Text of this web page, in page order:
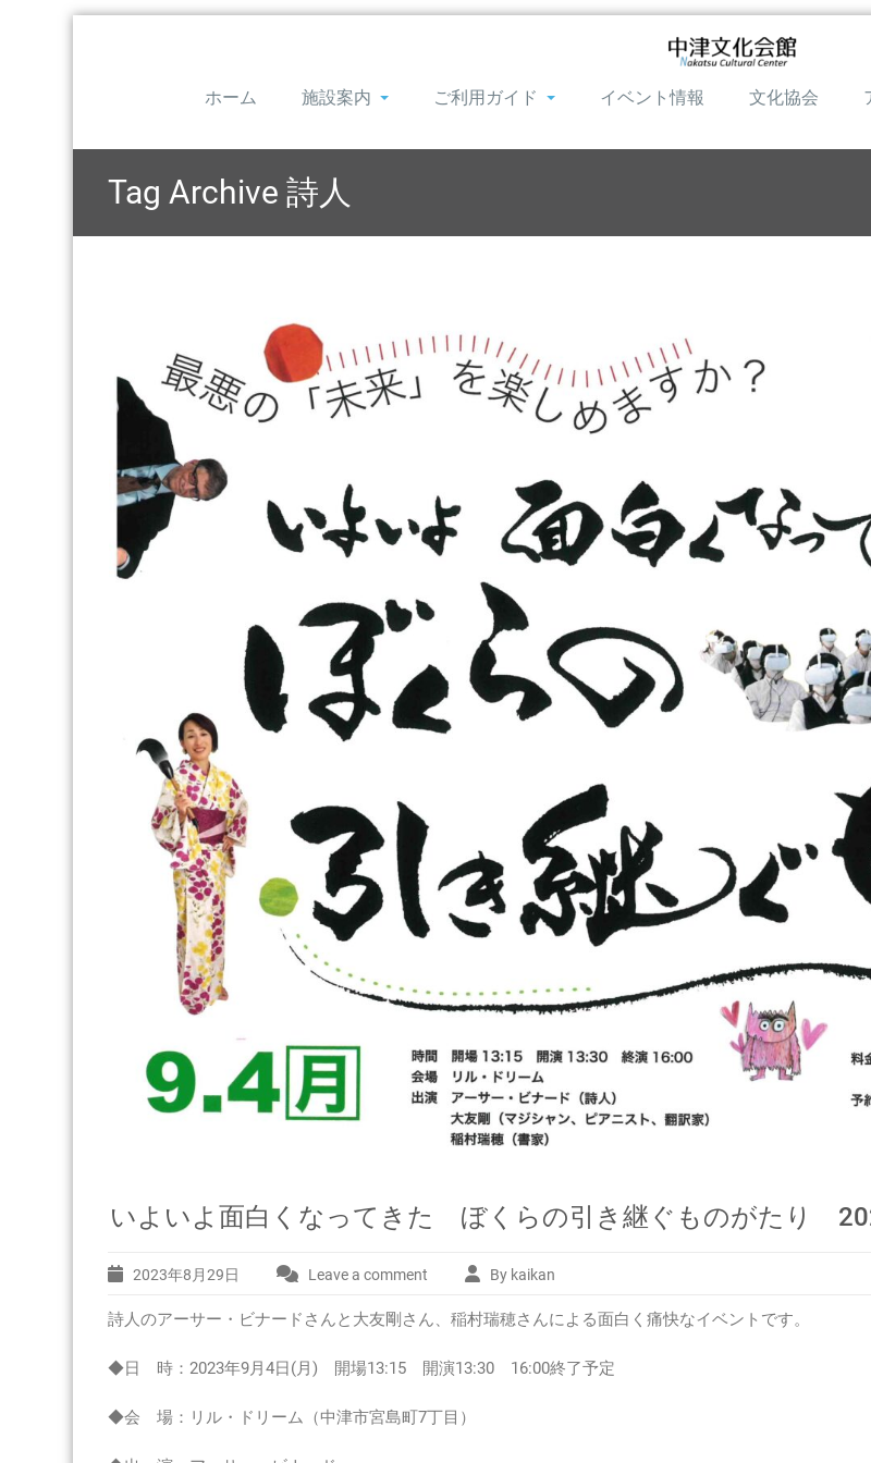
ホーム 施設案内 ご利用ガイド イベント情報 文化協会
Tag Archive 詩人
いよいよ面白くなってきた ぼくらの引き継ぐものがたり
2023年8月29日 Leave a comment By kaikan
詩人のアーサー・ビナードさんと大友剛さん、稲村瑞穂さんによる面白く痛快なイベントです。
◆日 時：2023年9月4日(月) 開場13:15 開演13:30 16:00終了予定
◆会 場：リル・ドリーム（中津市宮島町7丁目）